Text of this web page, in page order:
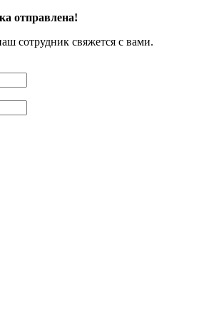
отправлена!
сотрудник свяжется с вами.